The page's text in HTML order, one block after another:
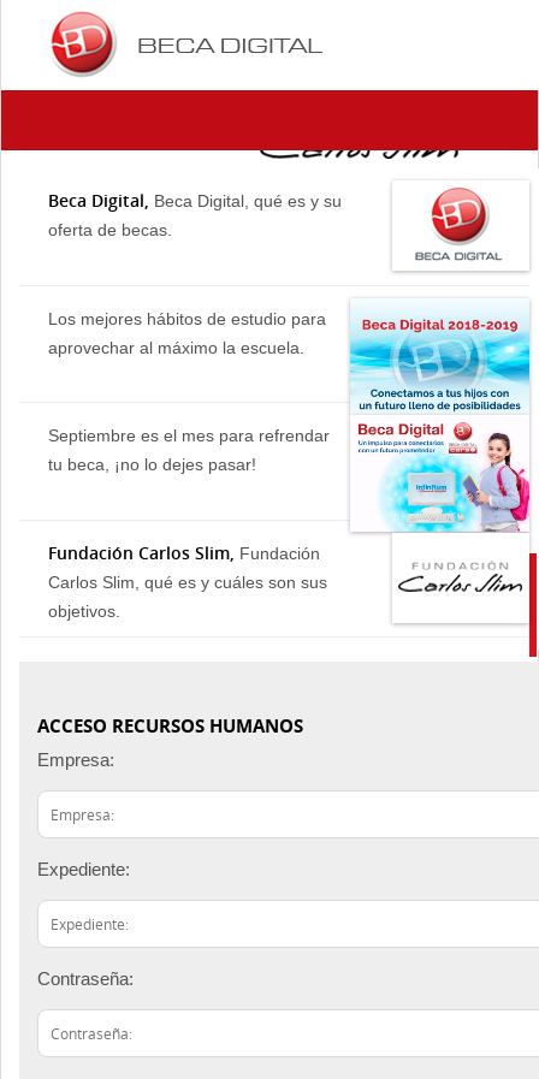
Beca Digital, Beca Digital, qué es y su
oferta de becas.
Los mejores hábitos de estudio para
aprovechar al máximo la escuela.
Septiembre es el mes para refrendar
tu beca, ¡no lo dejes pasar!
Fundación Carlos Slim, Fundación
Carlos Slim, qué es y cuáles son sus
objetivos.
ACCESO RECURSOS HUMANOS
Empresa:
Expediente:
Contraseña: